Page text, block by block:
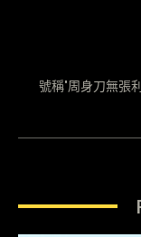
號稱"周身刀無張